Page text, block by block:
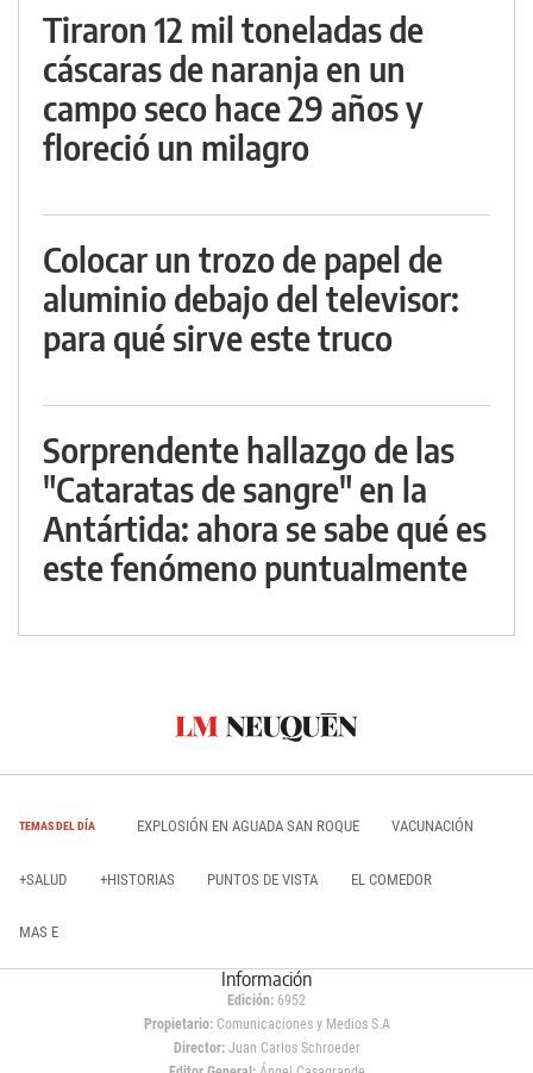
Tiraron 12 mil toneladas de
cáscaras de naranja en un
campo seco hace 29 años y
floreció un milagro
Colocar un trozo de papel de
aluminio debajo del televisor:
para qué sirve este truco
Sorprendente hallazgo de las
"Cataratas de sangre" en la
Antártida: ahora se sabe qué es
este fenómeno puntualmente
TEMAS DEL DÍA EXPLOSIÓN EN AGUADA SAN ROQUE VACUNACIÓN
+SALUD +HISTORIAS PUNTOS DE VISTA EL COMEDOR
MAS E
Información
Edición: 6952
Propietario:Comunicaciones y Medios S.A
Director: Juan Carlos Schroeder